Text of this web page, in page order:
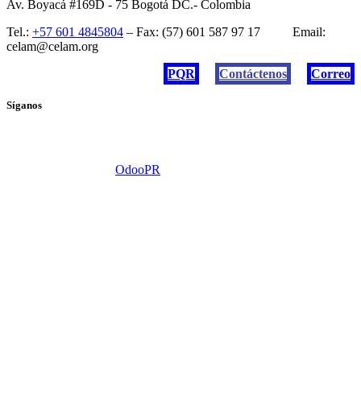
Av. Boyacá #169D - 75 Bogotá DC.- Colombia
Tel.: +57 601 4845804 – Fax: (57) 601 587 97 17 Email:
celam@celam.org
PQR
Contáctenos Correo
Síganos
OdooPR